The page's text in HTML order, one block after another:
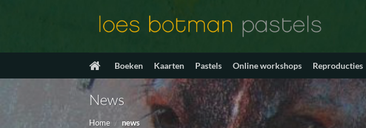
Boeken Kaarten Pastels Online workshops Reproducties
News
Home / news